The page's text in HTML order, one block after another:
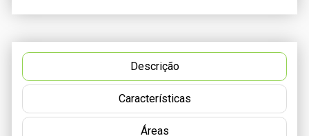
Descrição
Características
Áreas